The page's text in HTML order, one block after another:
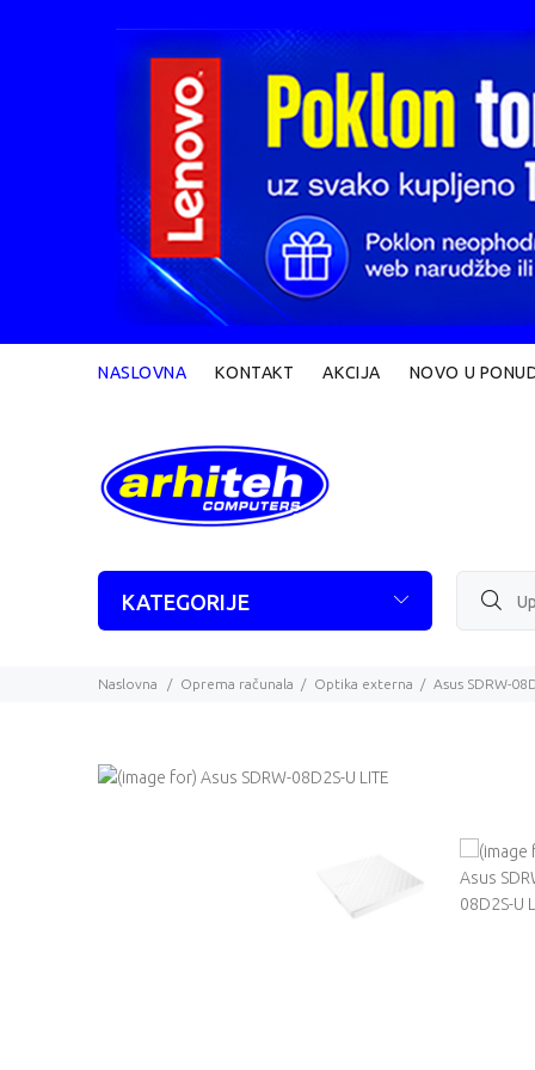
NASLOVNA KONTAKT AKCIJA NOVO U
KATEGORIJE
Naslovna Oprema računala Optika externa Asus SDRW-